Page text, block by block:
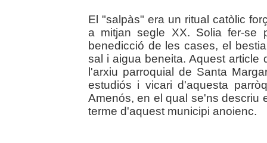
El "salpàs" era un ritual catòlic
a mitjan segle XX. Solia fer-se
benedicció de les cases, el
sal i aigua beneita. Aquest
l'arxiu parroquial de Santa
estudiós i vicari d'aquesta
Amenós, en el qual se'ns descriu
terme d'aquest municipi anoienc.